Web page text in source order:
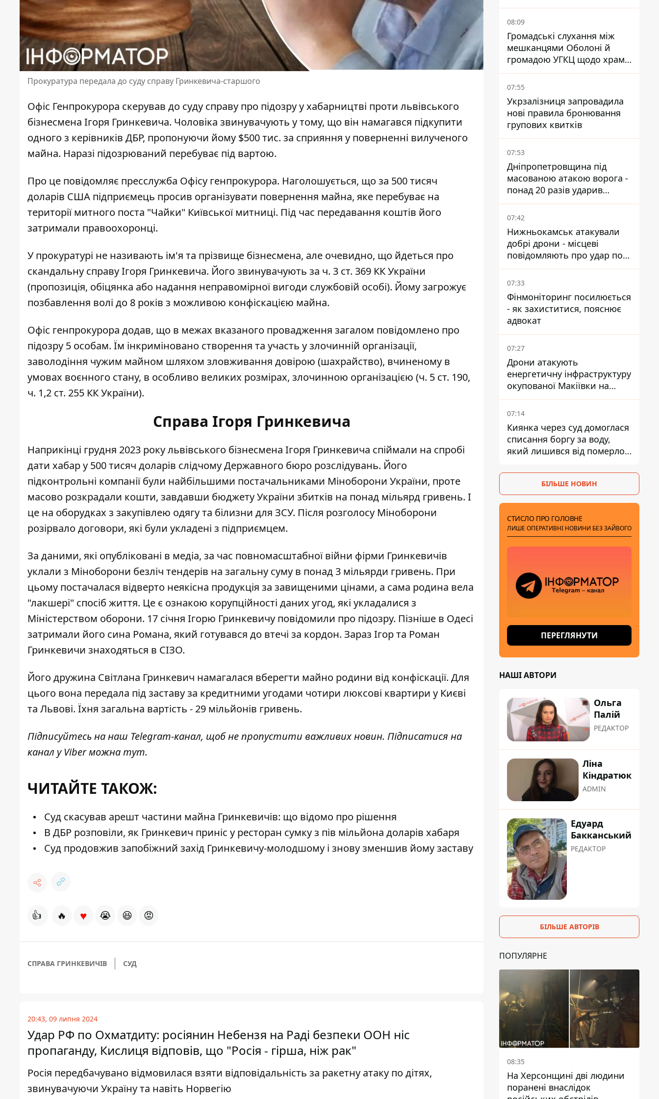
Прокуратура передала до суду справу Гринкевича-старшого
Офіс Генпрокурора скерував до суду справу про підозру у хабарництві проти львівського
бізнесмена Ігоря Гринкевича. Чоловіка звинувачують у тому, що він намагався підкупити
одного з керівників ДБР, пропонуючи йому $500 тис. за сприяння у поверненні вилученого
майна. Наразі підозрюваний перебуває під вартою.
Про це повідомляє пресслужба Офісу генпрокурора. Наголошується, що за 500 тисяч
доларів США підприємець просив організувати повернення майна, яке перебуває на
території митного поста "Чайки" Київської митниці. Під час передавання коштів його
затримали правоохоронці.
У прокуратурі не називають ім'я та прізвище бізнесмена, але очевидно, що йдеться про
скандальну справу Ігоря Гринкевича. Його звинувачують за ч. 3 ст. 369 КК України
(пропозиція, обіцянка або надання неправомірної вигоди службовій особі). Йому загрожує
позбавлення волі до 8 років з можливою конфіскацією майна.
Офіс генпрокурора додав, що в межах вказаного провадження загалом повідомлено про
підозру 5 особам. Їм інкриміновано створення та участь у злочинній організації,
заволодіння чужим майном шляхом зловживання довірою (шахрайство), вчиненому в
умовах воєнного стану, в особливо великих розмірах, злочинною організацією (ч. 5 ст. 190,
ч. 1,2 ст. 255 КК України).
Справа Ігоря Гринкевича
Наприкінці грудня 2023 року львівського бізнесмена Ігоря Гринкевича спіймали на спробі
дати хабар у 500 тисяч доларів слідчому Державного бюро розслідувань. Його
підконтрольні компанії були найбільшими постачальниками Міноборони України, проте
масово розкрадали кошти, завдавши бюджету України збитків на понад мільярд гривень. І
це на оборудках з закупівлею одягу та білизни для ЗСУ. Після розголосу Міноборони
розірвало договори, які були укладені з підприємцем.
За даними, які опубліковані в медіа, за час повномасштабної війни фірми Гринкевичів
уклали з Міноборони безліч тендерів на загальну суму в понад 3 мільярди гривень. При
цьому постачалася відверто неякісна продукція за завищеними цінами, а сама родина вела
"лакшері" спосіб життя. Це є ознакою корупційності даних угод, які укладалися з
Міністерством оборони. 17 січня Ігорю Гринкевичу повідомили про підозру. Пізніше в Одесі
затримали його сина Романа, який готувався до втечі за кордон. Зараз Ігор та Роман
Гринкевичи знаходяться в СІЗО.
Його дружина Світлана Гринкевич намагалася вберегти майно родини від конфіскації. Для
цього вона передала під заставу за кредитними угодами чотири люксові квартири у Києві
та Львові. Їхня загальна вартість - 29 мільйонів гривень.
Підписуйтесь на наш Telegram-канал, щоб не пропустити важливих новин. Підписатися на
канал у Viber можнатут.
ЧИТАЙТЕ ТАКОЖ:
Суд скасував арешт частини майна Гринкевичів: що відомо про рішення
В ДБР розповіли, як Гринкевич приніс у ресторан сумку з пів мільйона доларів хабаря
Суд продовжив запобіжний захід Гринкевичу-молодшому і знову зменшив йому заставу
👍 🔥 ♥ 😭 😆 😡
СПРАВА ГРИНКЕВИЧІВ СУД
20:43, 09 липня 2024
Удар РФ по Охматдиту: росіянин Небензя на Раді безпеки ООН ніс
пропаганду, Кислиця відповів, що "Росія - гірша, ніж рак"
Росія передбачувано відмовилася взяти відповідальність за ракетну атаку по дітях,
звинувачуючи Україну та навіть Норвегію
08:09
Громадські слухання між
мешканцями Оболоні й
громадою УГКЦ щодо храму
зірвалися
07:55
Укрзалізниця запровадила
нові правила бронювання
групових квитків
07:53
Дніпропетровщина під
масованою атакою ворога -
понад 20 разів ударив
дронами й артилерією
07:42
Нижньокамськ атакували
добрі дрони - місцеві
повідомляють про удар по
НПЗ
07:33
Фінмоніторинг посилюється
- як захиститися, пояснює
адвокат
07:27
Дрони атакують
енергетичну інфраструктуру
окупованої Макіївки на
Донеччині
07:14
Киянка через суд домоглася
списання боргу за воду,
який лишився від померлої
БІЛЬШЕ НОВИН
СТИСЛО ПРО ГОЛОВНЕ
ЛИШЕ ОПЕРАТИВНІ НОВИНИ БЕЗ ЗАЙВОГО
ПЕРЕГЛЯНУТИ
НАШІ АВТОРИ
Ольга
Палій
РЕДАКТОР
Ліна
Кіндратюк
ADMIN
Едуард
Бакканський
РЕДАКТОР
БІЛЬШЕ АВТОРІВ
ПОПУЛЯРНЕ
08:35
На Херсонщині дві людини
поранені внаслідок